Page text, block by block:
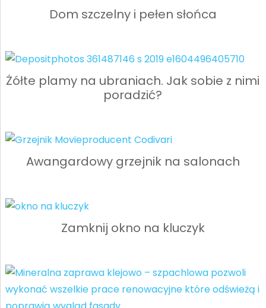
Dom szczelny i pełen słońca
Żółte plamy na ubraniach. Jak sobie z nimi
poradzić?
Awangardowy grzejnik na salonach
Zamknij okno na kluczyk